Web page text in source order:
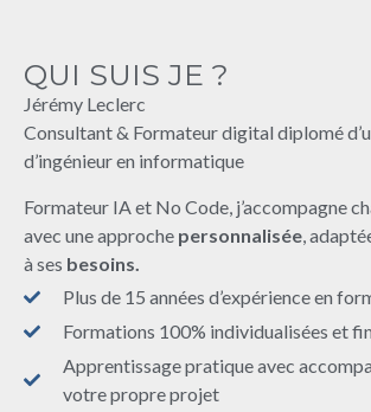
QUI SUIS JE ?
Jérémy Leclerc
Consultant & Formateur digital diplomé
d’ingénieur en informatique
Formateur IA et No Code, j’accompagne
avec une approche personnalisée ,
à ses besoins.
Plus de 15 années d’expérience en
Formations 100% individualisées et
Apprentissage pratique avec
votre propre projet